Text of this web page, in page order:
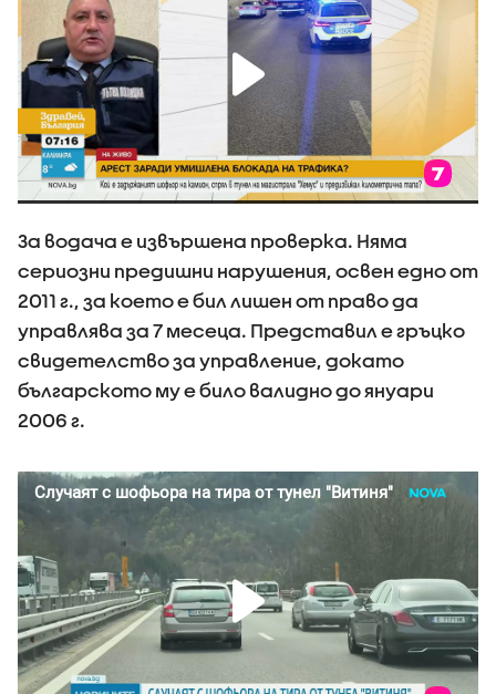
За водача е извършена проверка. Няма
сериозни предишни нарушения, освен едно от
2011 г., за което е бил лишен от право да
управлява за 7 месеца. Представил е гръцко
свидетелство за управление, докато
българското му е било валидно до януари
2006 г.